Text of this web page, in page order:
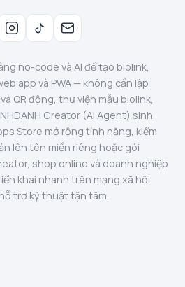
no-code và AI để tạo biolink,
app và PWA — không cần lập
QR động, thư viện mẫu biolink,
Creator (AI Agent) sinh
Store mở rộng tính năng, kiểm
lên tên miền riêng hoặc gói
shop online và doanh nghiệp
khai nhanh trên mạng xã hội,
trợ kỹ thuật tận tâm.